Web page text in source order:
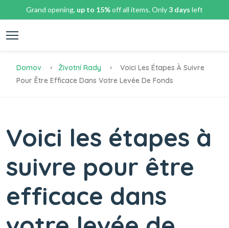
Grand opening, up to 15%off all items. Only3 days left
Domov Životní Rady
Voici Les Étapes À Suivre
Pour Être Efficace Dans Votre Levée De Fonds
Voici les étapes à
suivre pour être
efficace dans